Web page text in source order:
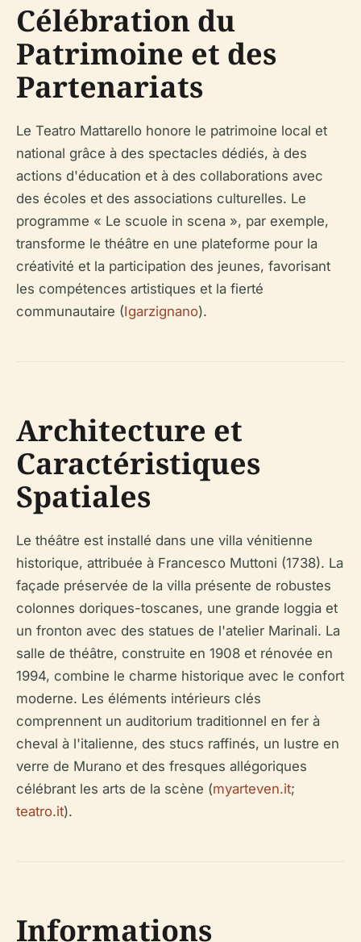
Célébration du
Patrimoine et des
Partenariats
Le Teatro Mattarello honore le patrimoine local et
national grâce à des spectacles dédiés, à des
actions d'éducation et à des collaborations avec
des écoles et des associations culturelles. Le
programme « Le scuole in scena », par exemple,
transforme le théâtre en une plateforme pour la
créativité et la participation des jeunes, favorisant
les compétences artistiques et la fierté
communautaire (Igarzignano).
Architecture et
Caractéristiques
Spatiales
Le théâtre est installé dans une villa vénitienne
historique, attribuée à Francesco Muttoni (1738). La
façade préservée de la villa présente de robustes
colonnes doriques-toscanes, une grande loggia et
un fronton avec des statues de l'atelier Marinali. La
salle de théâtre, construite en 1908 et rénovée en
1994, combine le charme historique avec le confort
moderne. Les éléments intérieurs clés
comprennent un auditorium traditionnel en fer à
cheval à l'italienne, des stucs raffinés, un lustre en
verre de Murano et des fresques allégoriques
célébrant les arts de la scène (myarteven.it;
teatro.it).
Informations